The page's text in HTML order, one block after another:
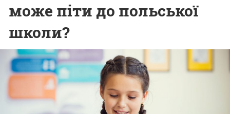
може піти до польської
школи?